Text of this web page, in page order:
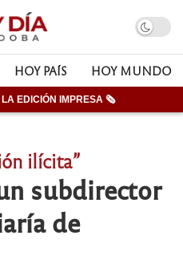
HOY PAÍS HOY MUNDO
EDICIÓN IMPRESA 🗞
ilícita”
subdirector
de